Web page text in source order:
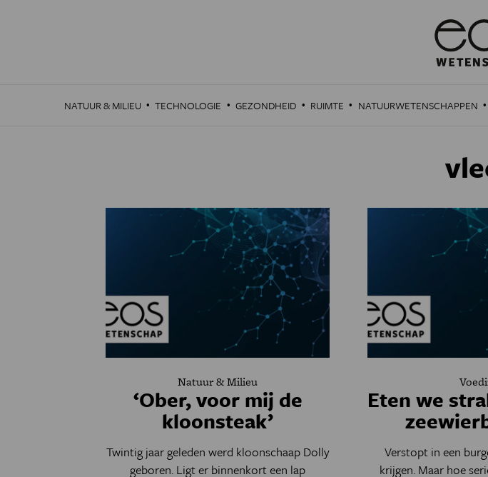
NATUUR & MILIEU · TECHNOLOGIE · GEZONDHEID · RUIMTE · NATUURWETENSCHAPPEN ·
Natuur & Milieu
‘Ober, voor mij de
kloonsteak’
Twintig jaar geleden werd kloonschaap Dolly
geboren. Ligt er binnenkort een lap
Eten we
Verstopt in een
krijgen. Maar hoe